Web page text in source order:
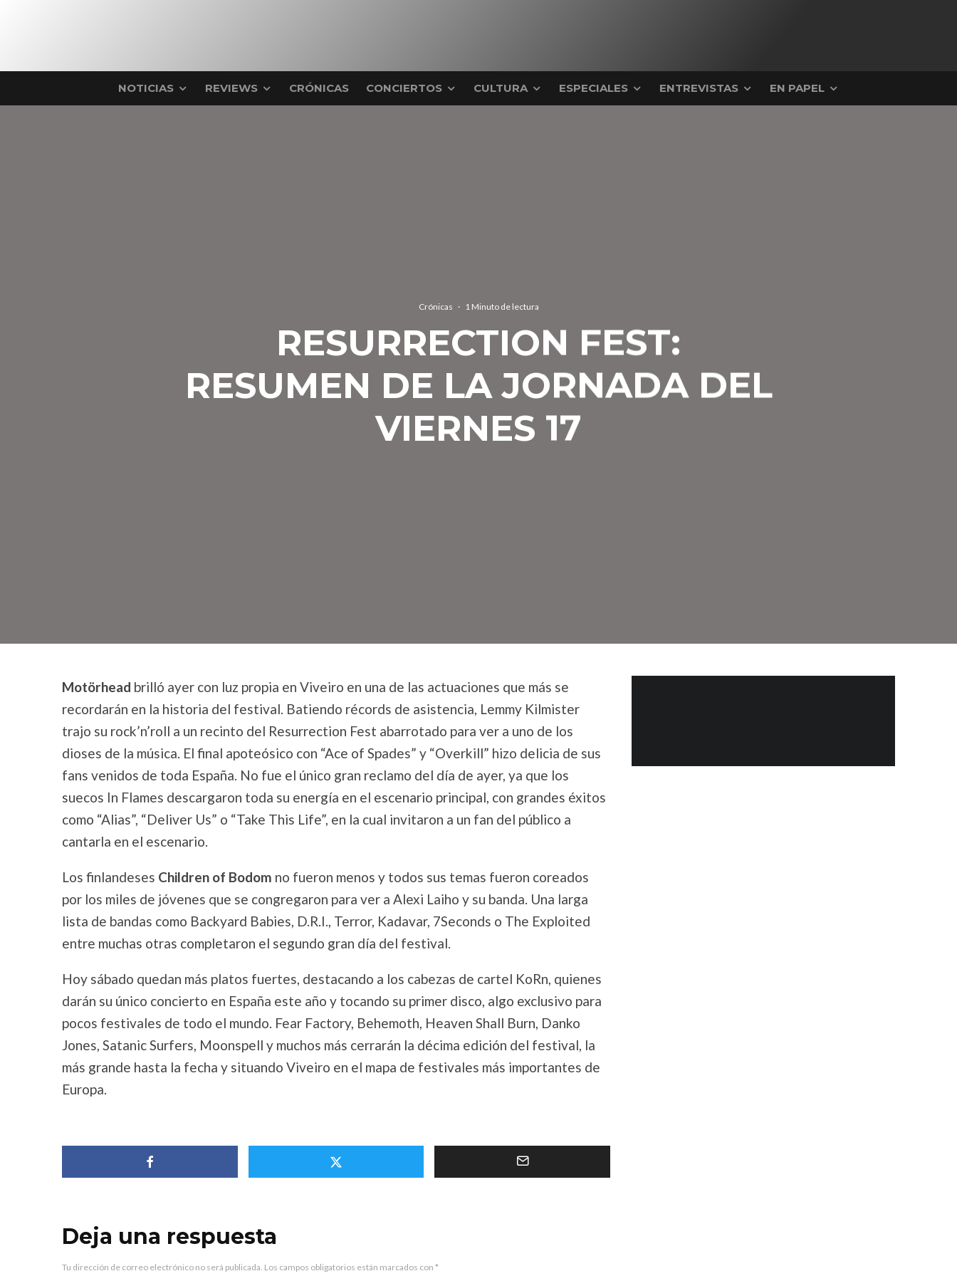
NOTICIAS REVIEWS CRÓNICAS CONCIERTOS CULTURA ESPECIALES ENTREVISTAS EN PAPEL
Crónicas · 1 Minuto de lectura
RESURRECTION FEST:
RESUMEN DE LA JORNADA DEL
VIERNES 17
Motörhead brilló ayer con luz propia en Viveiro en una de las actuaciones que más se
recordarán en la historia del festival. Batiendo récords de asistencia, Lemmy Kilmister
trajo su rock’n’roll a un recinto del Resurrection Fest abarrotado para ver a uno de los
dioses de la música. El final apoteósico con “Ace of Spades” y “Overkill” hizo delicia de sus
fans venidos de toda España. No fue el único gran reclamo del día de ayer, ya que los
suecos In Flames descargaron toda su energía en el escenario principal, con grandes éxitos
como “Alias”, “Deliver Us” o “Take This Life”, en la cual invitaron a un fan del público a
cantarla en el escenario.
Los finlandeses Children of Bodom no fueron menos y todos sus temas fueron coreados
por los miles de jóvenes que se congregaron para ver a Alexi Laiho y su banda. Una larga
lista de bandas como Backyard Babies, D.R.I., Terror, Kadavar, 7Seconds o The Exploited
entre muchas otras completaron el segundo gran día del festival.
Hoy sábado quedan más platos fuertes, destacando a los cabezas de cartel KoRn, quienes
darán su único concierto en España este año y tocando su primer disco, algo exclusivo para
pocos festivales de todo el mundo. Fear Factory, Behemoth, Heaven Shall Burn, Danko
Jones, Satanic Surfers, Moonspell y muchos más cerrarán la décima edición del festival, la
más grande hasta la fecha y situando Viveiro en el mapa de festivales más importantes de
Europa.
Deja una respuesta
Tu dirección de correo electrónico no será publicada. Los campos obligatorios están marcados con *